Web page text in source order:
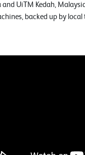
and UiTM Kedah,
backed up by